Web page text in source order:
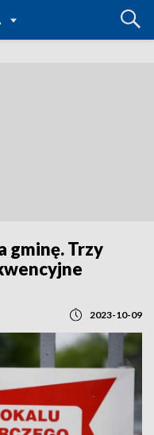
gminę. Trzy
2023-10-09